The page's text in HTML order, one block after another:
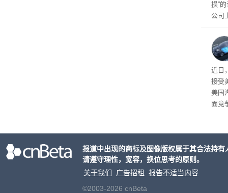
损”
公司
事
给
近日
接受
美国
面竞
报道中出现的商标及图像版权属于其合法持
请遵守理性，宽容，换位思考的原则。
关于我们
广告招租
报告不适当内容
©2003-2026 cnBeta